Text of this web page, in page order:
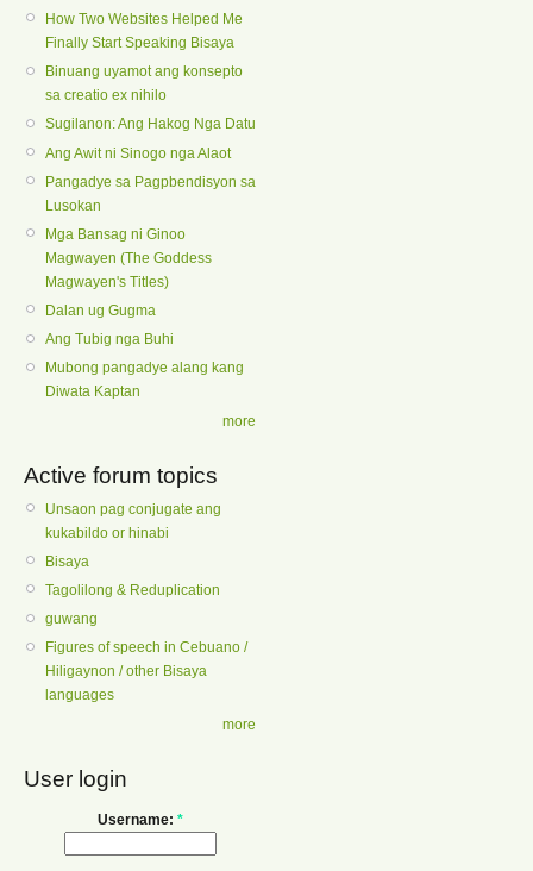
How Two Websites Helped Me
Finally Start Speaking Bisaya
Binuang uyamot ang konsepto
sa creatio ex nihilo
Sugilanon: Ang Hakog Nga Datu
Ang Awit ni Sinogo nga Alaot
Pangadye sa Pagpbendisyon sa
Lusokan
Mga Bansag ni Ginoo
Magwayen (The Goddess
Magwayen's Titles)
Dalan ug Gugma
Ang Tubig nga Buhi
Mubong pangadye alang kang
Diwata Kaptan
more
Active forum topics
Unsaon pag conjugate ang
kukabildo or hinabi
Bisaya
Tagolilong & Reduplication
guwang
Figures of speech in Cebuano /
Hiligaynon / other Bisaya
languages
more
User login
Username: *